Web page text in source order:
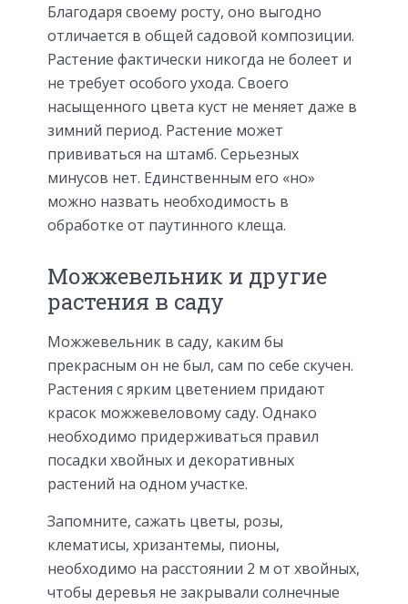
Благодаря своему росту, оно выгодно
отличается в общей садовой композиции.
Растение фактически никогда не болеет и
не требует особого ухода. Своего
насыщенного цвета куст не меняет даже в
зимний период. Растение может
прививаться на штамб. Серьезных
минусов нет. Единственным его «но»
можно назвать необходимость в
обработке от паутинного клеща.
Можжевельник и другие
растения в саду
Можжевельник в саду, каким бы
прекрасным он не был, сам по себе скучен.
Растения с ярким цветением придают
красок можжевеловому саду. Однако
необходимо придерживаться правил
посадки хвойных и декоративных
растений на одном участке.
Запомните, сажать цветы, розы,
клематисы, хризантемы, пионы,
необходимо на расстоянии 2 м от хвойных,
чтобы деревья не закрывали солнечные